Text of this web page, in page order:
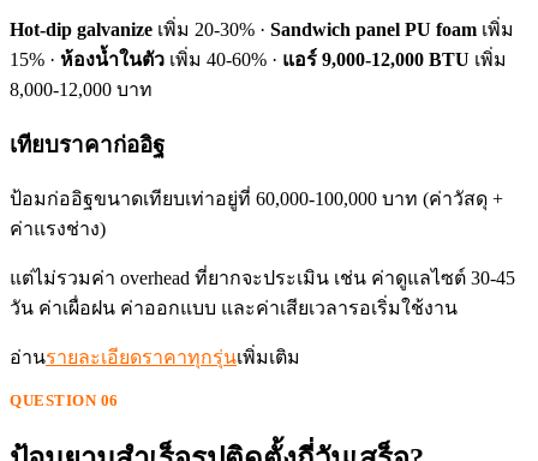
Hot-dip galvanize เพิ่ม 20-30% · Sandwich panel PU foam เพิ่ม
15% · ห้องน้ำในตัว เพิ่ม 40-60% · แอร์ 9,000-12,000 BTU เพิ่ม
8,000-12,000 บาท
เทียบราคาก่ออิฐ
ป้อมก่ออิฐขนาดเทียบเท่าอยู่ที่ 60,000-100,000 บาท (ค่าวัสดุ +
ค่าแรงช่าง)
แต่ไม่รวมค่า overhead ที่ยากจะประเมิน เช่น ค่าดูแลไซต์ 30-45
วัน ค่าเผื่อฝน ค่าออกแบบ และค่าเสียเวลารอเริ่มใช้งาน
อ่านรายละเอียดราคาทุกรุ่นเพิ่มเติม
QUESTION 06